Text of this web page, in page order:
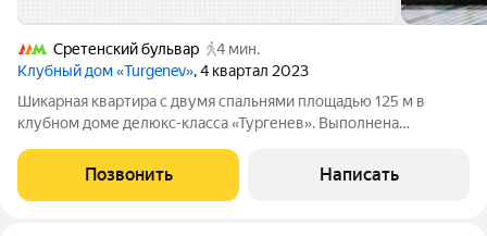
Сретенский бульвар
4 мин.
Клубный дом «Turgenev», 4 квартал 2023
Шикарная квартира с двумя спальнями площадью 125 м в
клубном доме делюкс-класса «Тургенев». Выполнена
полу выложена инженерная доска AustriaWood,
оборудованная кухня с островом и премиальной
Позвонить Написать